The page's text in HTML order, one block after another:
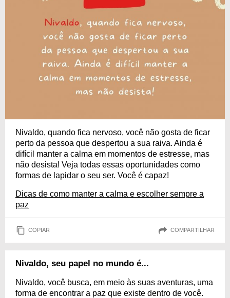
Nivaldo, quando fica nervoso, você não gosta de ficar
perto da pessoa que despertou a sua raiva. Ainda é
difícil manter a calma em momentos de estresse, mas
não desista! Veja todas essas oportunidades como
formas de lapidar o seu ser. Você é capaz!
Dicas de como manter a calma e escolher sempre a
paz
COPIAR COMPARTILHAR
Nivaldo, seu papel no mundo é...
Nivaldo, você busca, em meio às suas aventuras, uma
forma de encontrar a paz que existe dentro de você.